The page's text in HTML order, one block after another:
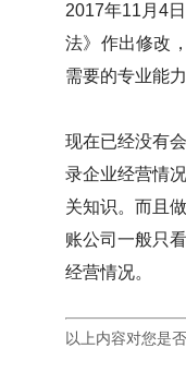
2017年11月4
法》作出修改
需要的专业能
现在已经没有
录企业经营情
关知识。而且
账公司一般只
经营情况。
以上内容对您是